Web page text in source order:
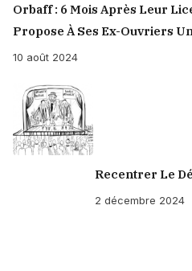
rue
à
Abidjan
Enquête
Exclusive
Orbaff : 6 Mois Après Leur
Propose À Ses Ex-Ouvriers
10 août 2024
Recentrer Le
2 décembre 2024